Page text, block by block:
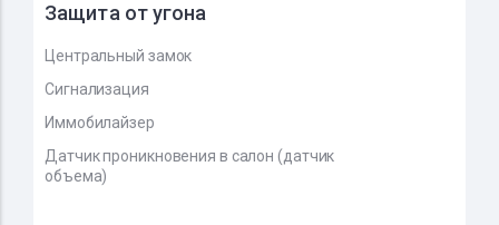
Защита от угона
Центральный замок
Сигнализация
Иммобилайзер
Датчик проникновения в салон (датчик
объема)